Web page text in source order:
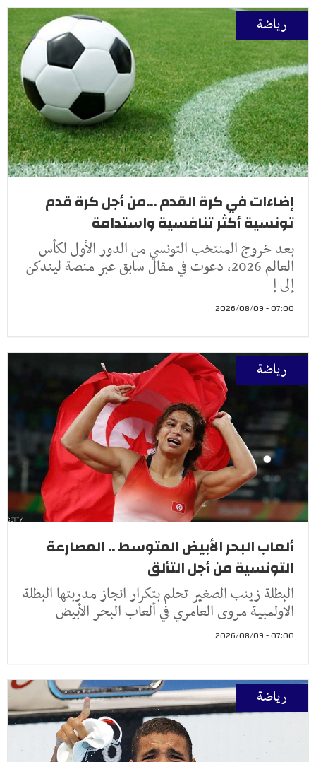
رياضة
إضاءات في كرة القدم ...من أجل كرة قدم
تونسية أكثر تنافسية واستدامة
بعد خروج المنتخب التونسي من الدور الأول لكأس
العالم 2026، دعوت في مقال سابق عبر منصة ليندكن
إلى إ
07:00 - 2026/08/09
رياضة
ألعاب البحر الأبيض المتوسط .. المصارعة
التونسية من أجل التألق
البطلة زينب الصغير تحلم بتكرار انجاز مدربتها البطلة
الاولمبية مروى العامري في ألعاب البحر الأبيض
07:00 - 2026/08/09
رياضة